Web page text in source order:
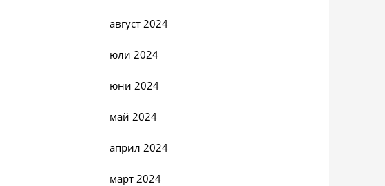
август 2024
юли 2024
юни 2024
май 2024
април 2024
март 2024